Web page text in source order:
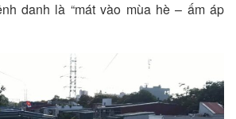
danh là “mát vào mùa hè – ấm áp